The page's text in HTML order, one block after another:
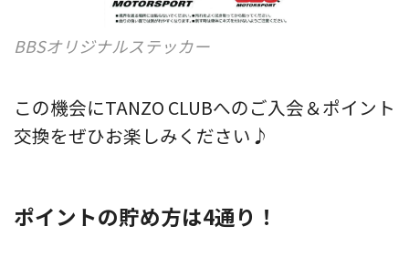
BBSオリジナルステッカー
この機会にTANZO CLUBへのご入会＆ポイント
交換をぜひお楽しみください♪
ポイントの貯め方は4通り！